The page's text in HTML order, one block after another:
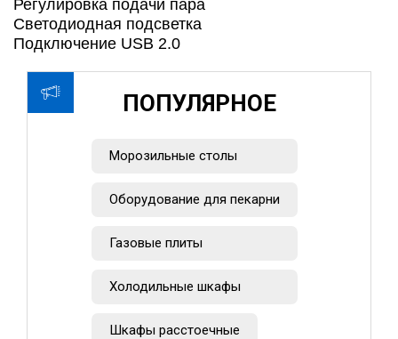
Регулировка подачи пара
Светодиодная подсветка
Подключение USB 2.0
ПОПУЛЯРНОЕ
Морозильные столы
Оборудование для пекарни
Газовые плиты
Холодильные шкафы
Шкафы расстоечные